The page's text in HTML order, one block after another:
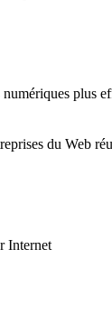
plus
du Web
Internet